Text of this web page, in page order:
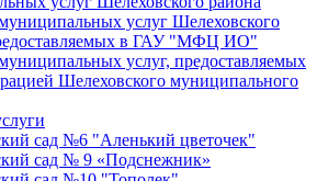
услуг Шелеховского
в ГАУ "МФЦ ИО"
услуг, предоставляемых
Шелеховского муниципального
сад №6 "Аленький цветочек"
сад № 9 «Подснежник»